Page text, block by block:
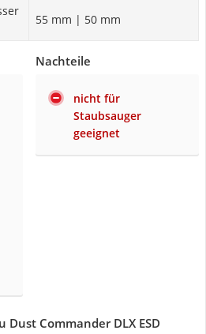
55 mm | 50 mm
Nachteile
nicht für
Staubsauger
geeignet
Commander DLX ESD